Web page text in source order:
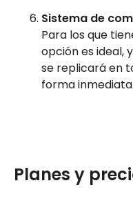
Sistema de
Para los que
opción es ideal,
se replicará en
forma inmediata.
Planes y